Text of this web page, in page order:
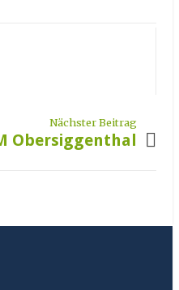
Nächster Beitrag
Obersiggenthal